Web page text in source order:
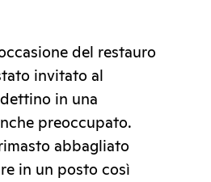
del restauro
invitato al
in una
preoccupato.
abbagliato
in un posto così